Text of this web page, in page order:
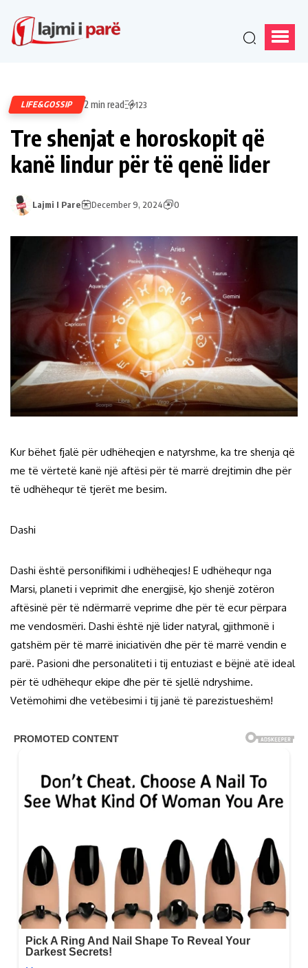
LIFE&GOSSIP 2 min read 123
Tre shenjat e horoskopit që
kanë lindur për të qenë lider
Lajmi I Pare December 9, 2024 0
Kur bëhet fjalë për udhëheqjen e natyrshme, ka tre shenja që
me të vërtetë kanë një aftësi për të marrë drejtimin dhe për
të udhëhequr të tjerët me besim.
Dashi
Dashi është personifikimi i udhëheqjes! E udhëhequr nga
Marsi, planeti i veprimit dhe energjisë, kjo shenjë zotëron
aftësinë për të ndërmarrë veprime dhe për të ecur përpara
me vendosmëri. Dashi është një lider natyral, gjithmonë i
gatshëm për të marrë iniciativën dhe për të marrë vendin e
parë. Pasioni dhe personaliteti i tij entuziast e bëjnë atë ideal
për të udhëhequr ekipe dhe për të sjellë ndryshime.
Vetëmohimi dhe vetëbesimi i tij janë të parezistueshëm!